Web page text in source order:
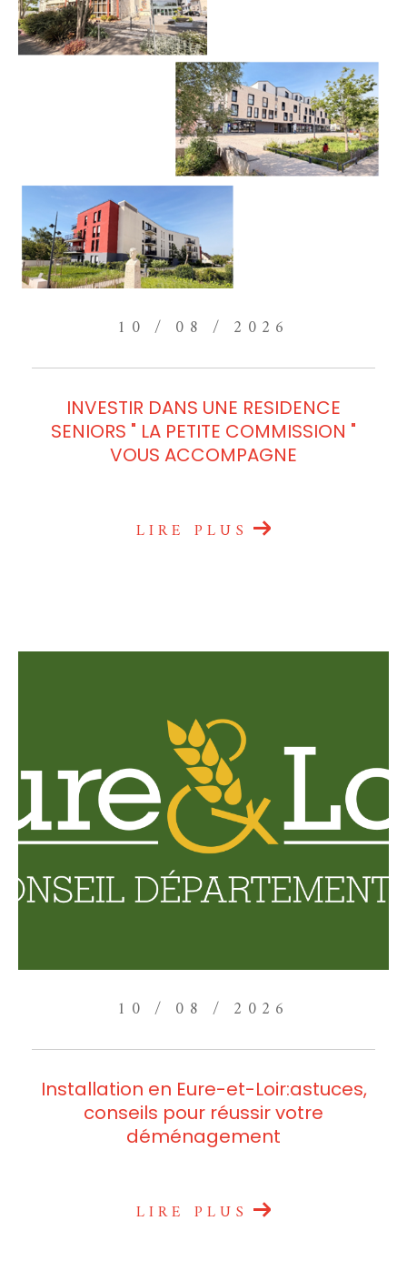
10 / 08 / 2026
INVESTIR DANS UNE RESIDENCE
SENIORS " LA PETITE COMMISSION "
VOUS ACCOMPAGNE
LIRE PLUS
10 / 08 / 2026
Installation en Eure-et-Loir:astuces,
conseils pour réussir votre
déménagement
LIRE PLUS